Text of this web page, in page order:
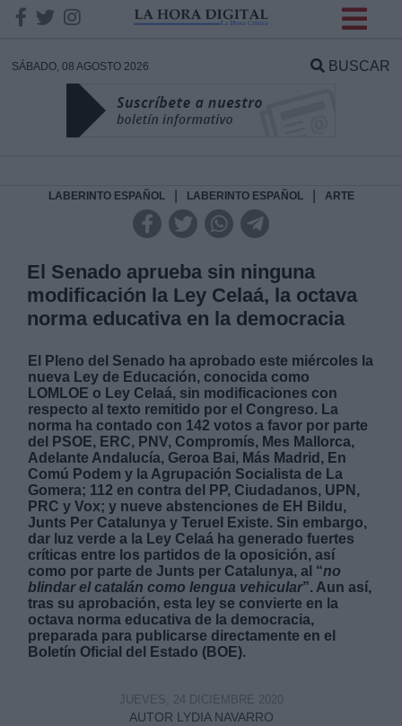
SÁBADO, 08 AGOSTO 2026 BUSCAR
LABERINTO ESPAÑOL LABERINTO ESPAÑOL ARTE
El Senado aprueba sin ninguna
modificación la Ley Celaá, la octava
norma educativa en la democracia
El Pleno del Senado ha aprobado este miércoles la
nueva Ley de Educación, conocida como
LOMLOE o Ley Celaá, sin modificaciones con
respecto al texto remitido por el Congreso. La
norma ha contado con 142 votos a favor por parte
del PSOE, ERC, PNV, Compromís, Mes Mallorca,
Adelante Andalucía, Geroa Bai, Más Madrid, En
Comú Podem y la Agrupación Socialista de La
Gomera; 112 en contra del PP, Ciudadanos, UPN,
PRC y Vox; y nueve abstenciones de EH Bildu,
Junts Per Catalunya y Teruel Existe. Sin embargo,
dar luz verde a la Ley Celaá ha generado fuertes
críticas entre los partidos de la oposición, así
como por parte de Junts per Catalunya, al “no
blindar el catalán como lengua vehicular”. Aun así,
tras su aprobación, esta ley se convierte en la
octava norma educativa de la democracia,
preparada para publicarse directamente en el
Boletín Oficial del Estado (BOE).
AUTOR LYDIA NAVARRO
JUEVES, 24 DICIEMBRE 2020
DATOS
Responsable:
Legitimación:
Destinatarios:
Derechos:
link
Información adicional
link